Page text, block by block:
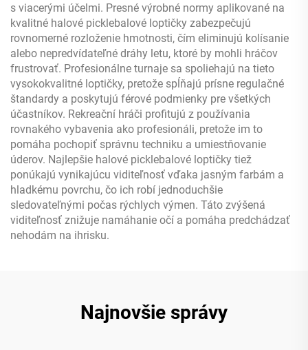
s viacerými účelmi. Presné výrobné normy aplikované na
kvalitné halové picklebalové loptičky zabezpečujú
rovnomerné rozloženie hmotnosti, čím eliminujú kolísanie
alebo nepredvídateľné dráhy letu, ktoré by mohli hráčov
frustrovať. Profesionálne turnaje sa spoliehajú na tieto
vysokokvalitné loptičky, pretože spĺňajú prísne regulačné
štandardy a poskytujú férové podmienky pre všetkých
účastníkov. Rekreační hráči profitujú z používania
rovnakého vybavenia ako profesionáli, pretože im to
pomáha pochopiť správnu techniku a umiestňovanie
úderov. Najlepšie halové picklebalové loptičky tiež
ponúkajú vynikajúcu viditeľnosť vďaka jasným farbám a
hladkému povrchu, čo ich robí jednoduchšie
sledovateľnými počas rýchlych výmen. Táto zvýšená
viditeľnosť znižuje namáhanie očí a pomáha predchádzať
nehodám na ihrisku.
Najnovšie správy